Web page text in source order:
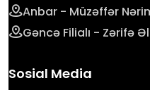
Anbar - Müzəffər
Gəncə Filialı - Zərifə
Sosial Media